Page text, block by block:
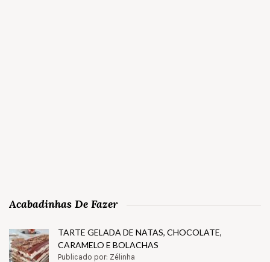
Acabadinhas De Fazer
TARTE GELADA DE NATAS, CHOCOLATE,
CARAMELO E BOLACHAS
Publicado por: Zélinha